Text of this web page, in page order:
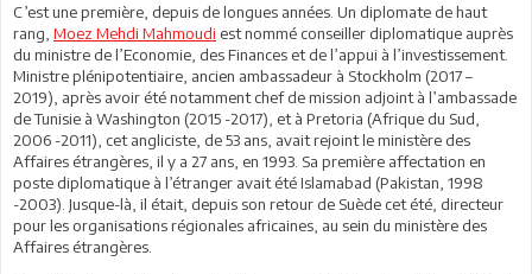
C’est une première, depuis de longues années. Un diplomate de haut
rang, Moez Mehdi Mahmoudi est nommé conseiller diplomatique auprès
du ministre de l’Economie, des Finances et de l’appui à l’investissement.
Ministre plénipotentiaire, ancien ambassadeur à Stockholm (2017 –
2019), après avoir été notamment chef de mission adjoint à l’ambassade
de Tunisie à Washington (2015 -2017), et à Pretoria (Afrique du Sud,
2006 -2011), cet angliciste, de 53 ans, avait rejoint le ministère des
Affaires étrangères, il y a 27 ans, en 1993. Sa première affectation en
poste diplomatique à l’étranger avait été Islamabad (Pakistan, 1998
-2003). Jusque-là, il était, depuis son retour de Suède cet été, directeur
pour les organisations régionales africaines, au sein du ministère des
Affaires étrangères.